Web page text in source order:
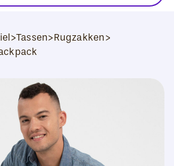
>Tassen>Rugzakken>